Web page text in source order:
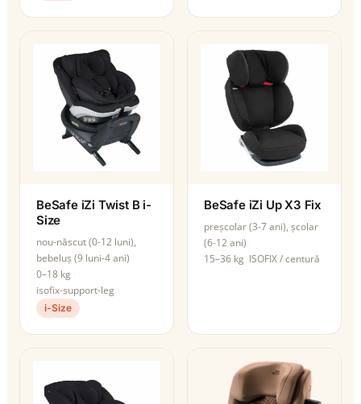
BeSafe iZi Twist B i-
Size
nou-născut (0-12 luni),
bebeluș (9 luni-4 ani)
0–18 kg
isofix-support-leg
i-Size
BeSafe iZi Up X3 Fix
preșcolar (3-7 ani), școlar
(6-12 ani)
15–36 kg ISOFIX / centură